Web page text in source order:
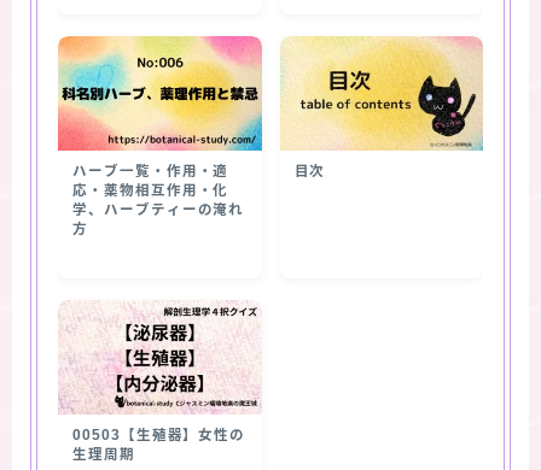
ハーブ一覧・作用・適
応・薬物相互作用・化
学、ハーブティーの淹れ
方
目次
00503【生殖器】女性の
生理周期